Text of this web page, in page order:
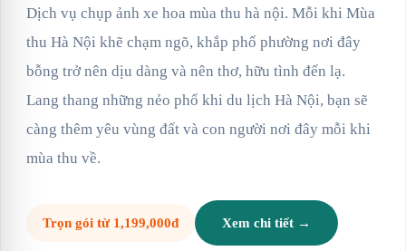
Dịch vụ chụp ảnh xe hoa mùa thu hà nội. Mỗi khi Mùa
thu Hà Nội khẽ chạm ngõ, khắp phố phường nơi đây
bỗng trở nên dịu dàng và nên thơ, hữu tình đến lạ.
Lang thang những nẻo phố khi du lịch Hà Nội, bạn sẽ
càng thêm yêu vùng đất và con người nơi đây mỗi khi
mùa thu về.
Trọn gói từ 1,199,000đ Xem chi tiết →